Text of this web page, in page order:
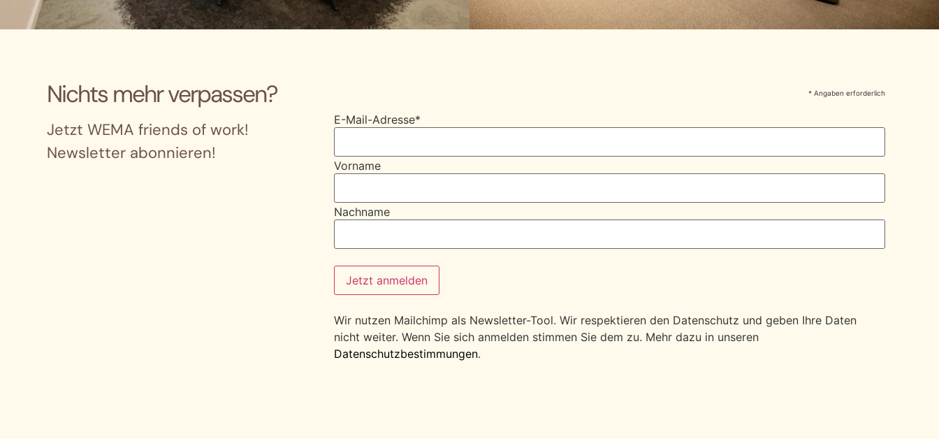
Nichts mehr verpassen?
Jetzt WEMA friends of work!
Newsletter abonnieren!
* Angaben erforderlich
E-Mail-Adresse*
Vorname
Nachname
Wir nutzen Mailchimp als Newsletter-Tool. Wir respektieren den Datenschutz und geben Ihre Daten
nicht weiter. Wenn Sie sich anmelden stimmen Sie dem zu. Mehr dazu in unseren
Datenschutzbestimmungen.